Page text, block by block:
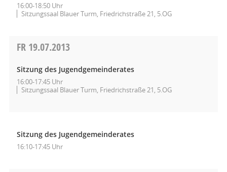
16:00-18:50 Uhr
Sitzungssaal Blauer Turm, Friedrichstraße 21, 5.OG
FR 19.07.2013
Sitzung des Jugendgemeinderates
16:00-17:45 Uhr
Sitzungssaal Blauer Turm, Friedrichstraße 21, 5.OG
Sitzung des Jugendgemeinderates
16:10-17:45 Uhr